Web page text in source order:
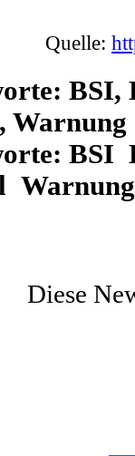
Quelle:
BSI,
Warnung
Warnung
Diese